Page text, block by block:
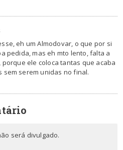
eh um Almodovar, o que por si
pedida, mas eh mto lento, falta a
ele coloca tantas que acaba
sem serem unidas no final.
será divulgado.